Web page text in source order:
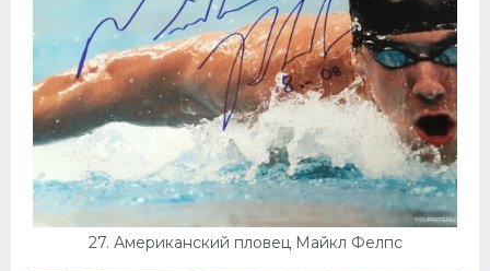
27. Американский пловец Майкл Фелпс